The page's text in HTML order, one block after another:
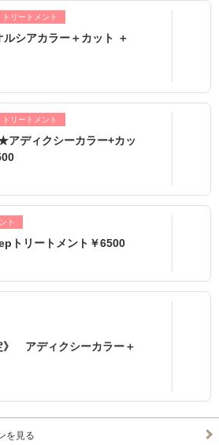
トリートメント
シアカラー＋カット ＋
トリートメント
ディクシーカラー+カッ
ト
トリートメント￥6500
》 アディクシーカラー＋
を見る